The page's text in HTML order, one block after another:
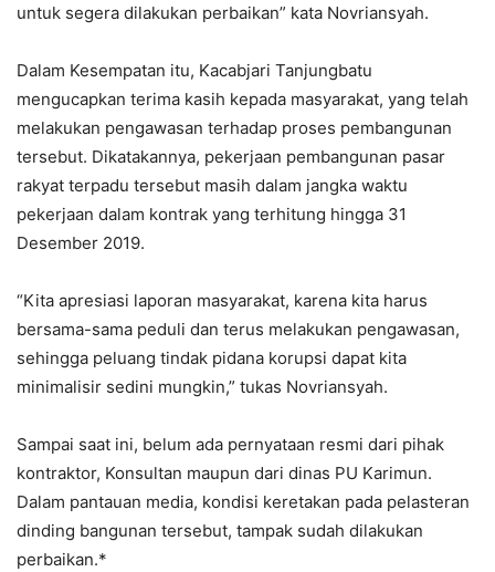
untuk segera dilakukan perbaikan” kata Novriansyah.
Dalam Kesempatan itu, Kacabjari Tanjungbatu
mengucapkan terima kasih kepada masyarakat, yang telah
melakukan pengawasan terhadap proses pembangunan
tersebut. Dikatakannya, pekerjaan pembangunan pasar
rakyat terpadu tersebut masih dalam jangka waktu
pekerjaan dalam kontrak yang terhitung hingga 31
Desember 2019.
“Kita apresiasi laporan masyarakat, karena kita harus
bersama-sama peduli dan terus melakukan pengawasan,
sehingga peluang tindak pidana korupsi dapat kita
minimalisir sedini mungkin,” tukas Novriansyah.
Sampai saat ini, belum ada pernyataan resmi dari pihak
kontraktor, Konsultan maupun dari dinas PU Karimun.
Dalam pantauan media, kondisi keretakan pada pelasteran
dinding bangunan tersebut, tampak sudah dilakukan
perbaikan.*